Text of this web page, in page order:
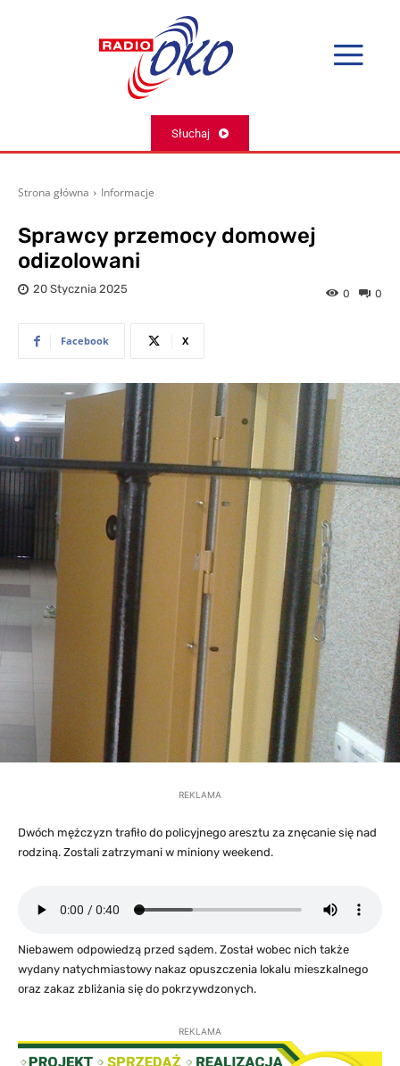
Słuchaj
Strona główna Informacje
Sprawcy przemocy domowej
odizolowani
20 Stycznia 2025 0
0
Facebook X
REKLAMA
Dwóch mężczyzn trafiło do policyjnego aresztu za znęcanie się nad
rodziną. Zostali zatrzymani w miniony weekend.
Niebawem odpowiedzą przed sądem. Został wobec nich także
wydany natychmiastowy nakaz opuszczenia lokalu mieszkalnego
oraz zakaz zbliżania się do pokrzywdzonych.
REKLAMA